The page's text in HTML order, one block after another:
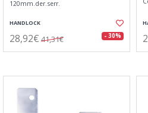
120mm.der.serr.
HANDLOCK
28,92€ 41,31€ - 30%